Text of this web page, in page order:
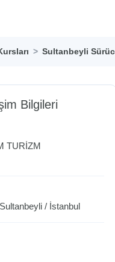
Sultanbeyli
Bilgileri
TURİZM
Sultanbeyli / İstanbul